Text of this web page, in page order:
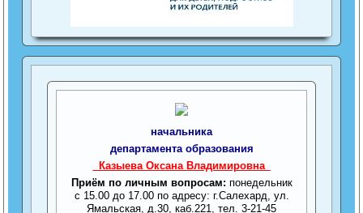
начальника
департамента образования
_Казыева Оксана Владимировна_
Приём по личным вопросам: понедельник
с 15.00 до 17.00 по адресу: г.Салехард, ул.
Ямальская, д.30, каб.221, тел. 3-21-45